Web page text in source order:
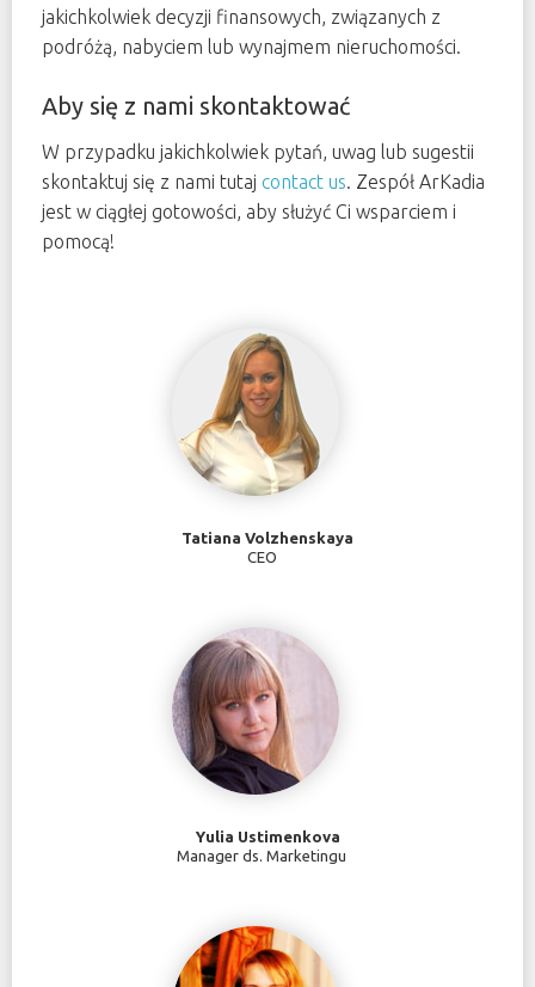
jakichkolwiek decyzji finansowych, związanych z
podróżą, nabyciem lub wynajmem nieruchomości.
Aby się z nami skontaktować
W przypadku jakichkolwiek pytań, uwag lub sugestii
skontaktuj się z nami tutaj contact us . Zespół ArKadia
jest w ciągłej gotowości, aby służyć Ci wsparciem i
pomocą!
Tatiana Volzhenskaya
CEO
Yulia Ustimenkova
Manager ds. Marketingu